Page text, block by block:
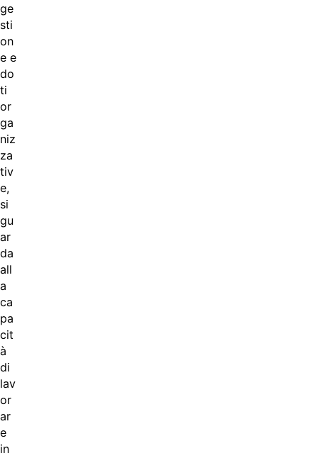
ge
sti
on
e e
do
ti
or
ga
niz
za
tiv
e,
si
gu
ar
da
all
a
ca
pa
cit
à
di
lav
or
ar
e
in